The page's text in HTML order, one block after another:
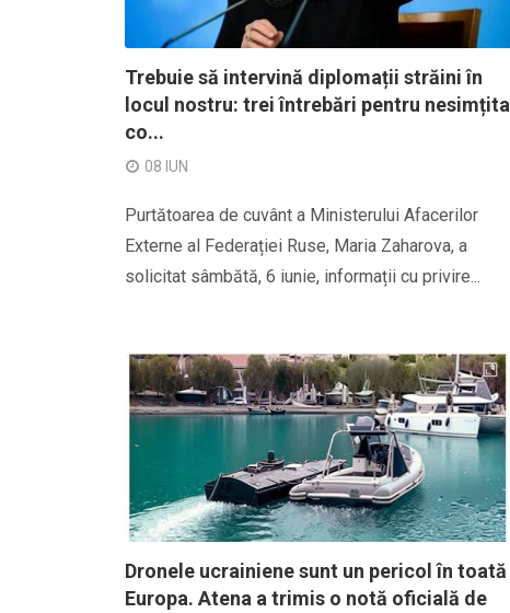
Trebuie să intervină diplomații străini în
locul nostru: trei întrebări pentru nesimțita
co...
08 IUN
Purtătoarea de cuvânt a Ministerului Afacerilor
Externe al Federației Ruse, Maria Zaharova, a
solicitat sâmbătă, 6 iunie, informații cu privire...
Dronele ucrainiene sunt un pericol în toată
Europa. Atena a trimis o notă oficială de